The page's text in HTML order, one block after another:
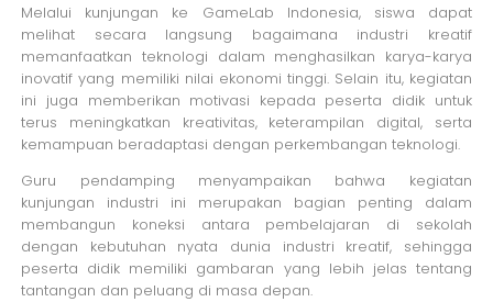
Melalui kunjungan ke GameLab Indonesia, siswa dapat
melihat secara langsung bagaimana industri kreatif
memanfaatkan teknologi dalam menghasilkan karya-karya
inovatif yang memiliki nilai ekonomi tinggi. Selain itu, kegiatan
ini juga memberikan motivasi kepada peserta didik untuk
terus meningkatkan kreativitas, keterampilan digital, serta
kemampuan beradaptasi dengan perkembangan teknologi.
Guru pendamping menyampaikan bahwa kegiatan
kunjungan industri ini merupakan bagian penting dalam
membangun koneksi antara pembelajaran di sekolah
dengan kebutuhan nyata dunia industri kreatif, sehingga
peserta didik memiliki gambaran yang lebih jelas tentang
tantangan dan peluang di masa depan.